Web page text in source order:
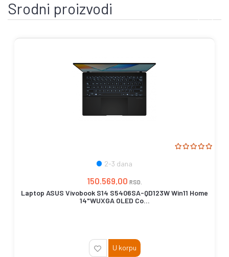
Srodni proizvodi
2-3 dana
150.569,00 RSD.
Laptop ASUS Vivobook S14 S5406SA-QD123W Win11 Home
14"WUXGA OLED Co...
U korpu